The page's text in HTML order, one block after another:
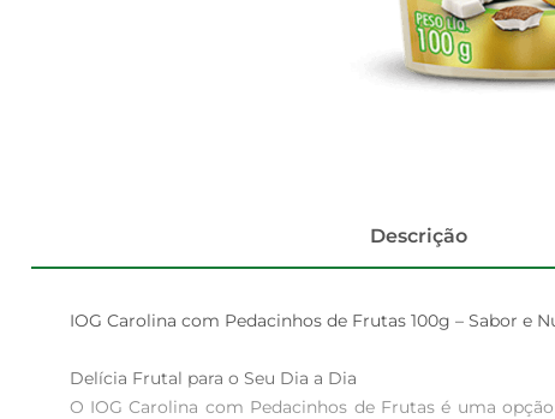
Descrição
IOG Carolina com Pedacinhos de Frutas 100g – Sabor e
Delícia Frutal para o Seu Dia a Dia
O IOG Carolina com Pedacinhos de Frutas é uma